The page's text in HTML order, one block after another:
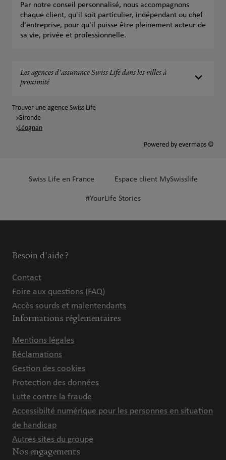
Par notre conseil personnalisé, nous accompagnons
chaque client, qu'il soit particulier, indépendant ou chef
d'entreprise, pour qu'il puisse être pleinement acteur de
sa vie, privée et professionnelle.
Les agences d'assurance Swiss Life dans les villes à
proximité
Trouver une agence Swiss Life
Gironde
Léognan
Powered by evermaps ©
Swiss Life en France Espace client MySwisslife
#YourLife Stories
Besoin d'aide ?
Contact
Foire aux questions (FAQ)
Accès sourds et malentendants
Informations réglementaires
Mentions légales
Réclamations
Gestion des cookies
Protection des données
Lutte contre la fraude
Accessibilté numérique pour les personnes en situation
de handicap
Autres sites du groupe
Nos engagements